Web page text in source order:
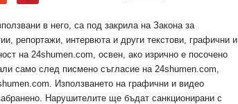
в него, са под закрила на Закона за
репортажи, интервюта и други текстови, графични и
на 24shumen.com, освен, ако изрично е посочено
само след писмено съгласие на 24shumen.com,
Използването на графични и видео
Нарушителите ще бъдат санкционирани с